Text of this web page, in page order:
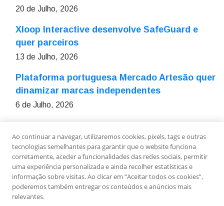
20 de Julho, 2026
Xloop Interactive desenvolve SafeGuard e
quer parceiros
13 de Julho, 2026
Plataforma portuguesa Mercado Artesão quer
dinamizar marcas independentes
6 de Julho, 2026
Sobre Nós Ficha Técnica
Estatuto Editorial
Política de Privacidade
Contactos Newsletter
Ao continuar a navegar, utilizaremos cookies, pixels, tags e outras
tecnologias semelhantes para garantir que o website funciona
corretamente, aceder a funcionalidades das redes sociais, permitir
uma experiência personalizada e ainda recolher estatísticas e
informação sobre visitas. Ao clicar em “Aceitar todos os cookies”,
poderemos também entregar os conteúdos e anúncios mais
relevantes.